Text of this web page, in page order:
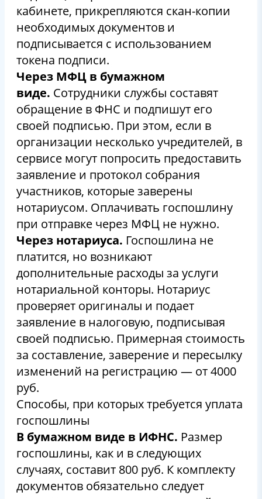
кабинете, прикрепляются скан-копии
необходимых документов и
подписывается с использованием
токена подписи.
Через МФЦ в бумажном
виде. Сотрудники службы составят
обращение в ФНС и подпишут его
своей подписью. При этом, если в
организации несколько учредителей, в
сервисе могут попросить предоставить
заявление и протокол собрания
участников, которые заверены
нотариусом. Оплачивать госпошлину
при отправке через МФЦ не нужно.
Через нотариуса. Госпошлина не
платится, но возникают
дополнительные расходы за услуги
нотариальной конторы. Нотариус
проверяет оригиналы и подает
заявление в налоговую, подписывая
своей подписью. Примерная стоимость
за составление, заверение и пересылку
изменений на регистрацию — от 4000
руб.
Способы, при которых требуется уплата
госпошлины
В бумажном виде в ИФНС. Размер
госпошлины, как и в следующих
случаях, составит 800 руб. К комплекту
документов обязательно следует